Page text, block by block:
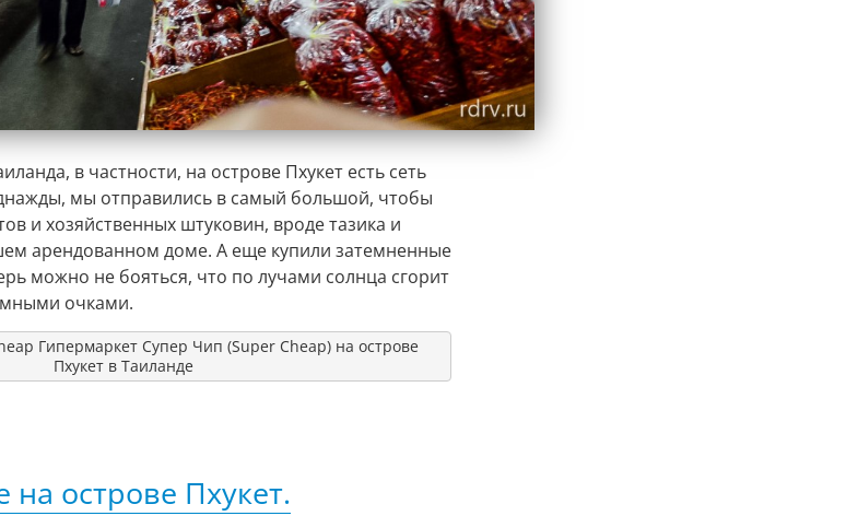
в частности, на острове Пхукет есть сеть
мы отправились в самый большой, чтобы
и хозяйственных штуковин, вроде тазика и
арендованном доме. А еще купили затемненные
можно не бояться, что по лучами солнца сгорит
очками.
Гипермаркет Супер Чип (Super Cheap) на острове
Пхукет в Таиланде
острове Пхукет.